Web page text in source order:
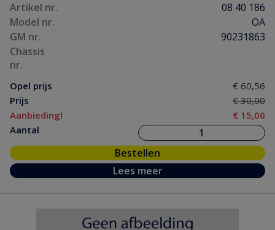
Artikel nr.
08 40 186
Model nr.
OA
GM nr.
90231863
Chassis
nr.
Opel prijs
€ 60,56
Prijs
€ 30,00
Aanbieding!
€ 15,00
Aantal
Bestellen
Lees meer